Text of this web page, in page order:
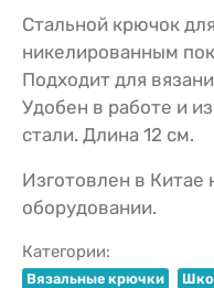
Стальной крючок
никелированным
Подходит для
Удобен в работе и
стали. Длина 12 см.
Изготовлен в Китае
оборудовании.
Категории:
Вязальные крючки